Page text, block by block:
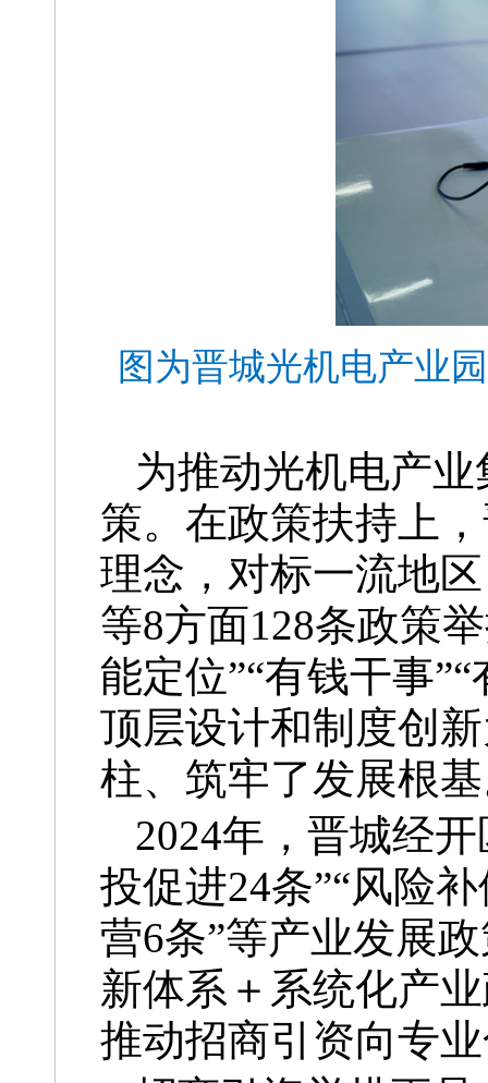
图为晋城光机电产业
为推动光机电产
策。在政策扶持上
理念，对标一流地
等8方面128条政策
能定位”“有钱干事
顶层设计和制度创
柱、筑牢了发展根
2024年，晋城经
投促进24条”“风险
营6条”等产业发展
新体系＋系统化产
推动招商引资向专